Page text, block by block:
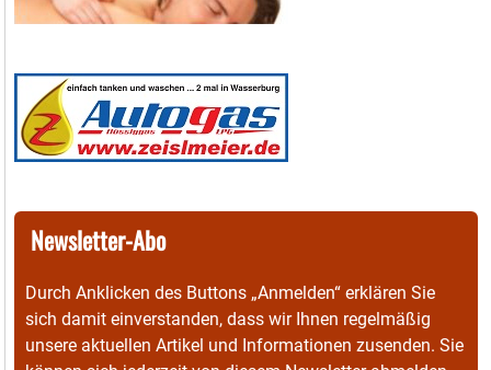
Newsletter-Abo
Durch Anklicken des Buttons „Anmelden“ erklären Sie
sich damit einverstanden, dass wir Ihnen regelmäßig
unsere aktuellen Artikel und Informationen zusenden. Sie